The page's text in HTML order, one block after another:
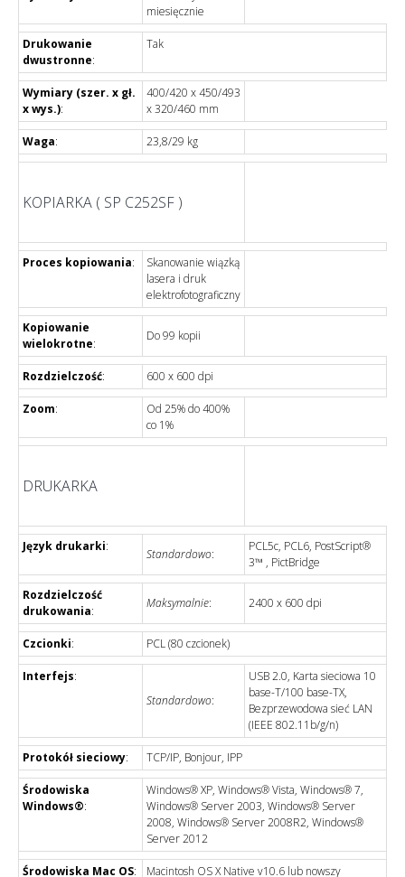
miesięcznie
Drukowanie
dwustronne:
Tak
Wymiary (szer. x gł.
x wys.):
400/420 x 450/493
x 320/460 mm
Waga: 23,8/29 kg
KOPIARKA ( SP C252SF )
Proces kopiowania:
Skanowanie wiązką
lasera i druk
elektrofotograficzny
Kopiowanie
wielokrotne:
Do 99 kopii
Rozdzielczość: 600 x 600 dpi
Zoom:
Od 25% do 400%
co 1%
DRUKARKA
Język drukarki:
Standardowo:
PCL5c, PCL6, PostScript®
3™ , PictBridge
Rozdzielczość
drukowania:
Maksymalnie: 2400 x 600 dpi
Czcionki: PCL (80 czcionek)
Interfejs:
Standardowo:
USB 2.0, Karta sieciowa 10
base-T/100 base-TX,
Bezprzewodowa sieć LAN
(IEEE 802.11b/g/n)
Protokół sieciowy: TCP/IP, Bonjour, IPP
Środowiska
Windows®:
Windows® XP, Windows® Vista, Windows® 7,
Windows® Server 2003, Windows® Server
2008, Windows® Server 2008R2, Windows®
Server 2012
Środowiska Mac OS: Macintosh OS X Native v10.6 lub nowszy